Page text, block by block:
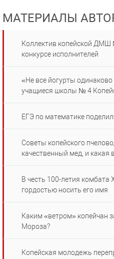
МАТЕРИАЛЫ
Коллектив копейской
конкурсе исполнителей
«Не все йогурты
учащиеся школы № 4
ЕГЭ по математике
Советы копейского
качественный мед, и какая
В честь 100-летия
гордостью носить его имя
Каким «ветром» копейчан
Мороза?
Копейская молодежь